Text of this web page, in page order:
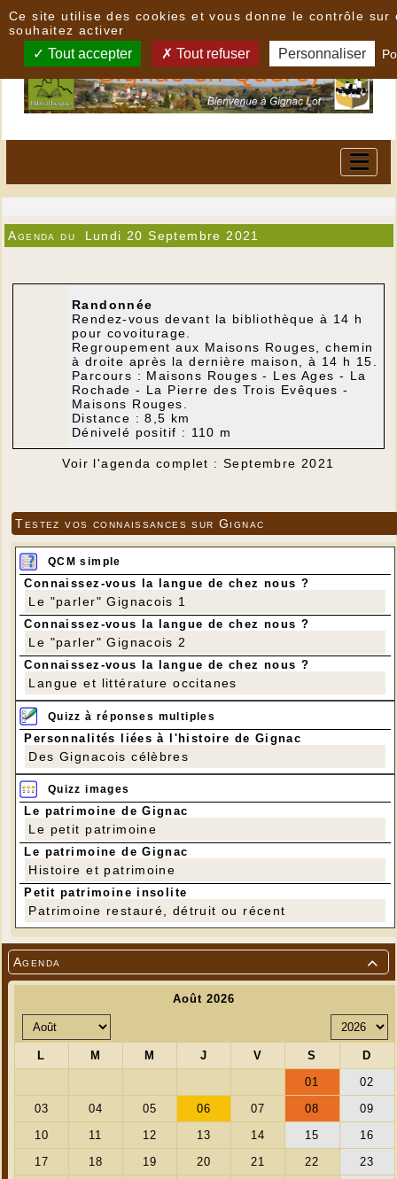

Agenda
Agenda du Lundi 20 Septembre 2021
Randonnée
Rendez-vous devant la bibliothèque à 14 h
pour covoiturage.
Regroupement aux Maisons Rouges, chemin
à droite après la dernière maison, à 14 h 15.
Parcours : Maisons Rouges - Les Ages - La
Rochade - La Pierre des Trois Evêques -
Maisons Rouges.
Distance : 8,5 km
Dénivelé positif : 110 m
Voir l'agenda complet : Septembre 2021
Testez vos connaissances sur Gignac
QCM simple
Connaissez-vous la langue de chez nous ?
Le "parler" Gignacois 1
Connaissez-vous la langue de chez nous ?
Le "parler" Gignacois 2
Connaissez-vous la langue de chez nous ?
Langue et littérature occitanes
Quizz à réponses multiples
Personnalités liées à l'histoire de Gignac
Des Gignacois célèbres
Quizz images
Le patrimoine de Gignac
Le petit patrimoine
Le patrimoine de Gignac
Histoire et patrimoine
Petit patrimoine insolite
Patrimoine restauré, détruit ou récent
Ce site utilise des cookies et vous donne le contrôle sur
souhaitez activer
Tout accepter Tout refuser Personnaliser